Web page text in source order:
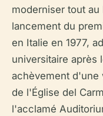
moderniser tout
lancement du
en Italie en 1977,
universitaire après
achèvement d'une
de l'Église del
l'acclamé